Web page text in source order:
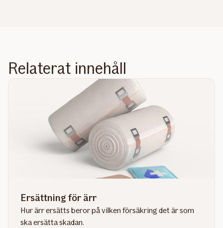
Relaterat innehåll
Ersättning för ärr
Hur ärr ersätts beror på vilken försäkring det är som
ska ersätta skadan.